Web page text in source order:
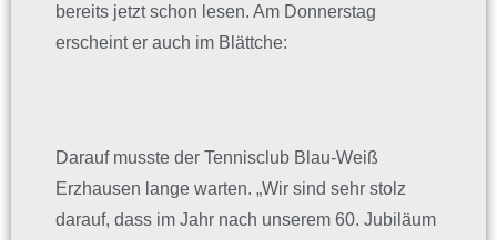
bereits jetzt schon lesen. Am Donnerstag
erscheint er auch im Blättche:
Darauf musste der Tennisclub Blau-Weiß
Erzhausen lange warten. „Wir sind sehr stolz
darauf, dass im Jahr nach unserem 60. Jubiläum